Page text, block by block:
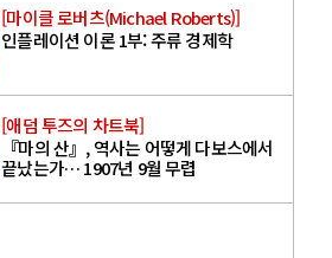
[마이클 로버츠(Michael Roberts)]
인플레이션 이론 1부: 주류 경제학
[애덤 투즈의 차트북]
『마의 산』, 역사는 어떻게 다보스에서
끝났는가… 1907년 9월 무렵